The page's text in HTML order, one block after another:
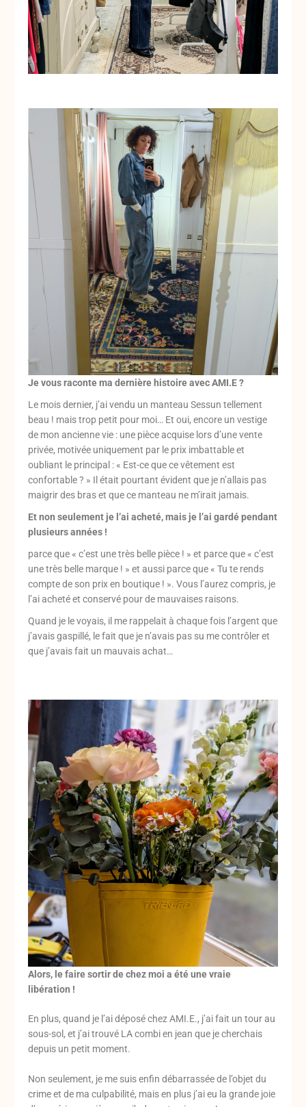
Je vous raconte ma dernière histoire avec AMI.E ?
Le mois dernier, j’ai vendu un manteau Sessun tellement
beau ! mais trop petit pour moi… Et oui, encore un vestige
de mon ancienne vie : une pièce acquise lors d’une vente
privée, motivée uniquement par le prix imbattable et
oubliant le principal : « Est-ce que ce vêtement est
confortable ? » Il était pourtant évident que je n’allais pas
maigrir des bras et que ce manteau ne m’irait jamais.
Et non seulement je l’ai acheté, mais je l’ai gardé pendant
plusieurs années !
parce que « c’est une très belle pièce ! » et parce que « c’est
une très belle marque ! » et aussi parce que « Tu te rends
compte de son prix en boutique ! ». Vous l’aurez compris, je
l’ai acheté et conservé pour de mauvaises raisons.
Quand je le voyais, il me rappelait à chaque fois l’argent que
j’avais gaspillé, le fait que je n’avais pas su me contrôler et
que j’avais fait un mauvais achat…
Alors, le faire sortir de chez moi a été une vraie
libération !
En plus, quand je l’ai déposé chez AMI.E., j’ai fait un tour au
sous-sol, et j’ai trouvé LA combi en jean que je cherchais
depuis un petit moment.
Non seulement, je me suis enfin débarrassée de l’objet du
crime et de ma culpabilité, mais en plus j’ai eu la grande joie